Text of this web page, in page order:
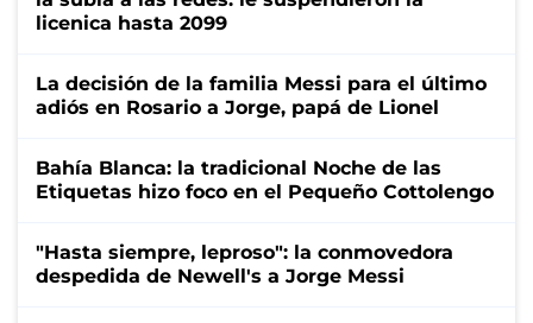
licenica hasta 2099
La decisión de la familia Messi para el último
adiós en Rosario a Jorge, papá de Lionel
Bahía Blanca: la tradicional Noche de las
Etiquetas hizo foco en el Pequeño Cottolengo
"Hasta siempre, leproso": la conmovedora
despedida de Newell's a Jorge Messi